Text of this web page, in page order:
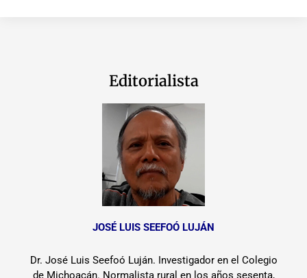
Editorialista
JOSÉ LUIS SEEFOÓ LUJÁN
Dr. José Luis Seefoó Luján. Investigador en el Colegio
de Michoacán. Normalista rural en los años sesenta,